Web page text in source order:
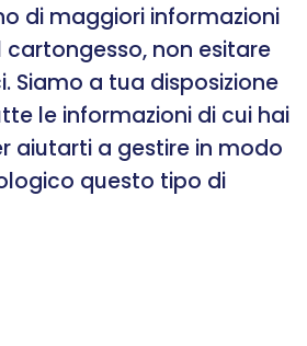
di maggiori informazioni
cartongesso, non esitare
Siamo a tua disposizione
le informazioni di cui hai
aiutarti a gestire in modo
questo tipo di